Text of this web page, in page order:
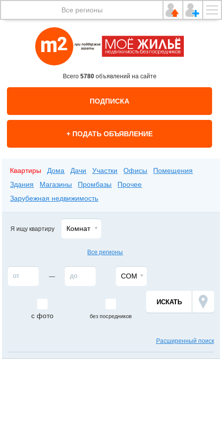
Все регионы
Всего 5780объявлений на сайте
ПОДПИСКА
+ ПОДАТЬ ОБЪЯВЛЕНИЕ
Квартиры Дома Дачи Участки Офисы
Помещения
Здания
Магазины Промбазы
Прочее
Зарубежная недвижимость
Я ищу квартиру Комнат
Все регионы
— СОМ
с фото без посредников
Расширенный поиск